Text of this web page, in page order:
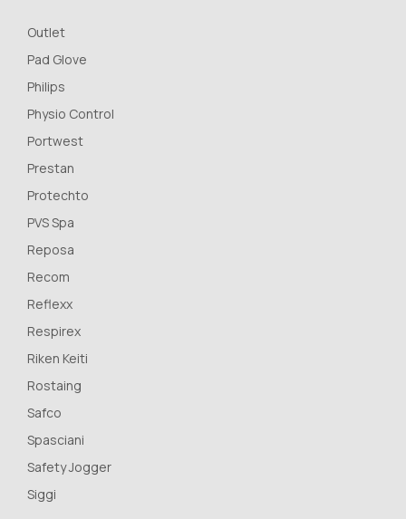
Outlet
Pad Glove
Philips
Physio Control
Portwest
Prestan
Protechto
PVS Spa
Reposa
Recom
Reflexx
Respirex
Riken Keiti
Rostaing
Safco
Spasciani
Safety Jogger
Siggi